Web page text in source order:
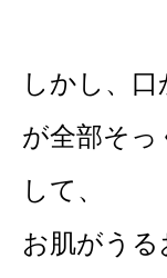
しかし、
が全部そっ
して、
お肌がうる